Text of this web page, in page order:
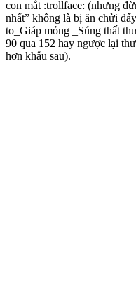
con mắt :trollface: (nhưng
nhất” không là bị ăn chửi
to_Giáp mỏng _Súng thất
90 qua 152 hay ngược lại
hơn khẩu sau).